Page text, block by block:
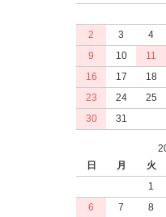
2
3 4
9
10 11
16
17 18
23
24 25
30
31
日
月 火
1
6
7 8